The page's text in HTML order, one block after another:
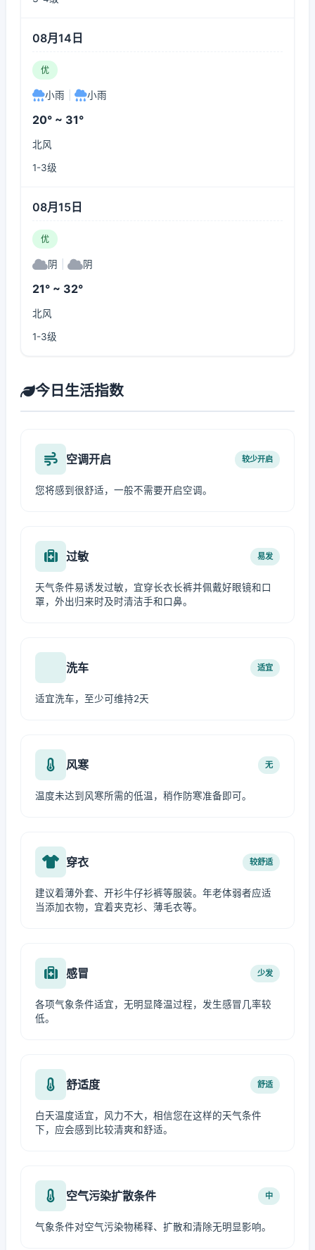
08月14日
优
小雨 小雨
20° ~ 31°
北风
1-3级
08月15日
优
阴 阴
21° ~ 32°
北风
1-3级
今日生活指数
空调开启 较少开启
您将感到很舒适，一般不需要开启空调。
过敏 易发
天气条件易诱发过敏，宜穿长衣长裤并佩戴好眼镜和口
罩，外出归来时及时清洁手和口鼻。
洗车 适宜
适宜洗车，至少可维持2天
风寒 无
温度未达到风寒所需的低温，稍作防寒准备即可。
穿衣 较舒适
建议着薄外套、开衫牛仔衫裤等服装。年老体弱者应适
当添加衣物，宜着夹克衫、薄毛衣等。
感冒 少发
各项气象条件适宜，无明显降温过程，发生感冒几率较
低。
舒适度 舒适
白天温度适宜，风力不大，相信您在这样的天气条件
下，应会感到比较清爽和舒适。
空气污染扩散条件 中
气象条件对空气污染物稀释、扩散和清除无明显影响。